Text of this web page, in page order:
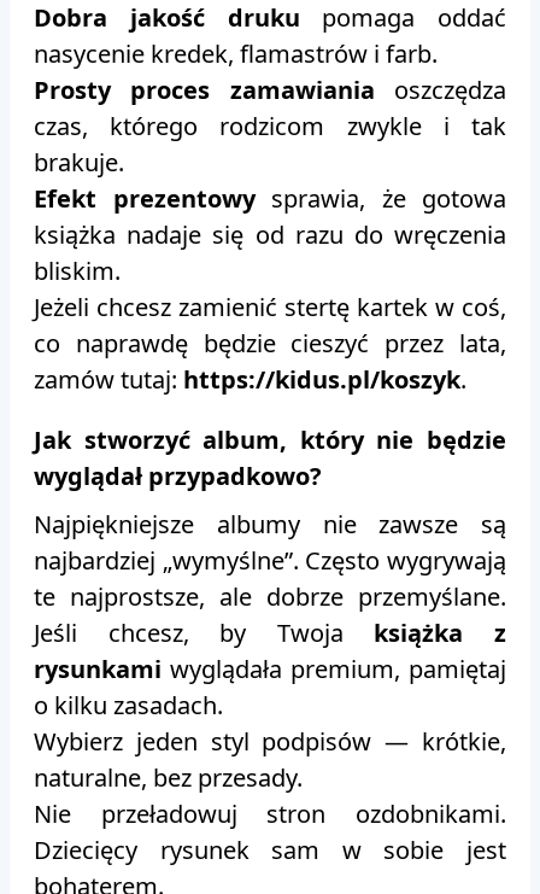
Dobra jakość druku pomaga oddać
nasycenie kredek, flamastrów i farb.
Prosty proces zamawiania oszczędza
czas, którego rodzicom zwykle i tak
brakuje.
Efekt prezentowysprawia, że gotowa
książka nadaje się od razu do wręczenia
bliskim.
Jeżeli chcesz zamienić stertę kartek w coś,
co naprawdę będzie cieszyć przez lata,
zamów tutaj: https://kidus.pl/koszyk.
Jak stworzyć album, który nie będzie
wyglądał przypadkowo?
Najpiękniejsze albumy nie zawsze są
najbardziej „wymyślne”. Często wygrywają
te najprostsze, ale dobrze przemyślane.
Jeśli chcesz, by Twoja książka z
rysunkami wyglądała premium, pamiętaj
o kilku zasadach.
Wybierz jeden styl podpisów — krótkie,
naturalne, bez przesady.
Nie przeładowuj stron ozdobnikami.
Dziecięcy rysunek sam w sobie jest
bohaterem.